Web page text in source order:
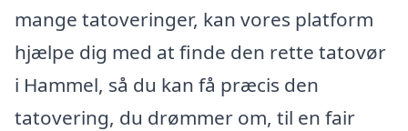
mange tatoveringer, kan vores platform
hjælpe dig med at finde den rette tatovør
i Hammel, så du kan få præcis den
tatovering, du drømmer om, til en fair